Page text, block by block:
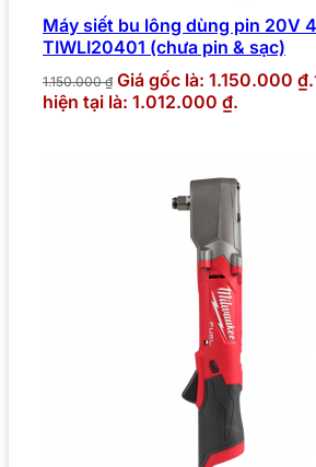
Máy siết bu lông dùng pin 20V
TIWLI20401 (chưa pin & sạc)
1.150.000₫ Giá gốc là: 1.150.000 ₫.
hiện tại là: 1.012.000 ₫.